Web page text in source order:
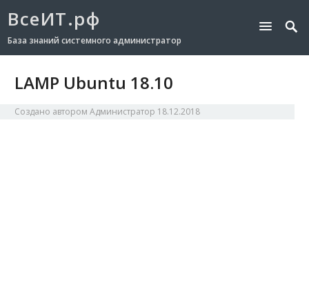
ВсеИТ.рф
База знаний системного администратор
LAMP Ubuntu 18.10
Создано авторомАдминистратор 18.12.2018